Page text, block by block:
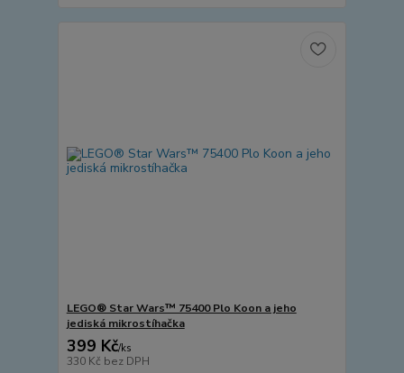
LEGO® Star Wars™ 75400 Plo Koon a jeho
jediská mikrostíhačka
399 Kč/ks
330 Kč bez DPH